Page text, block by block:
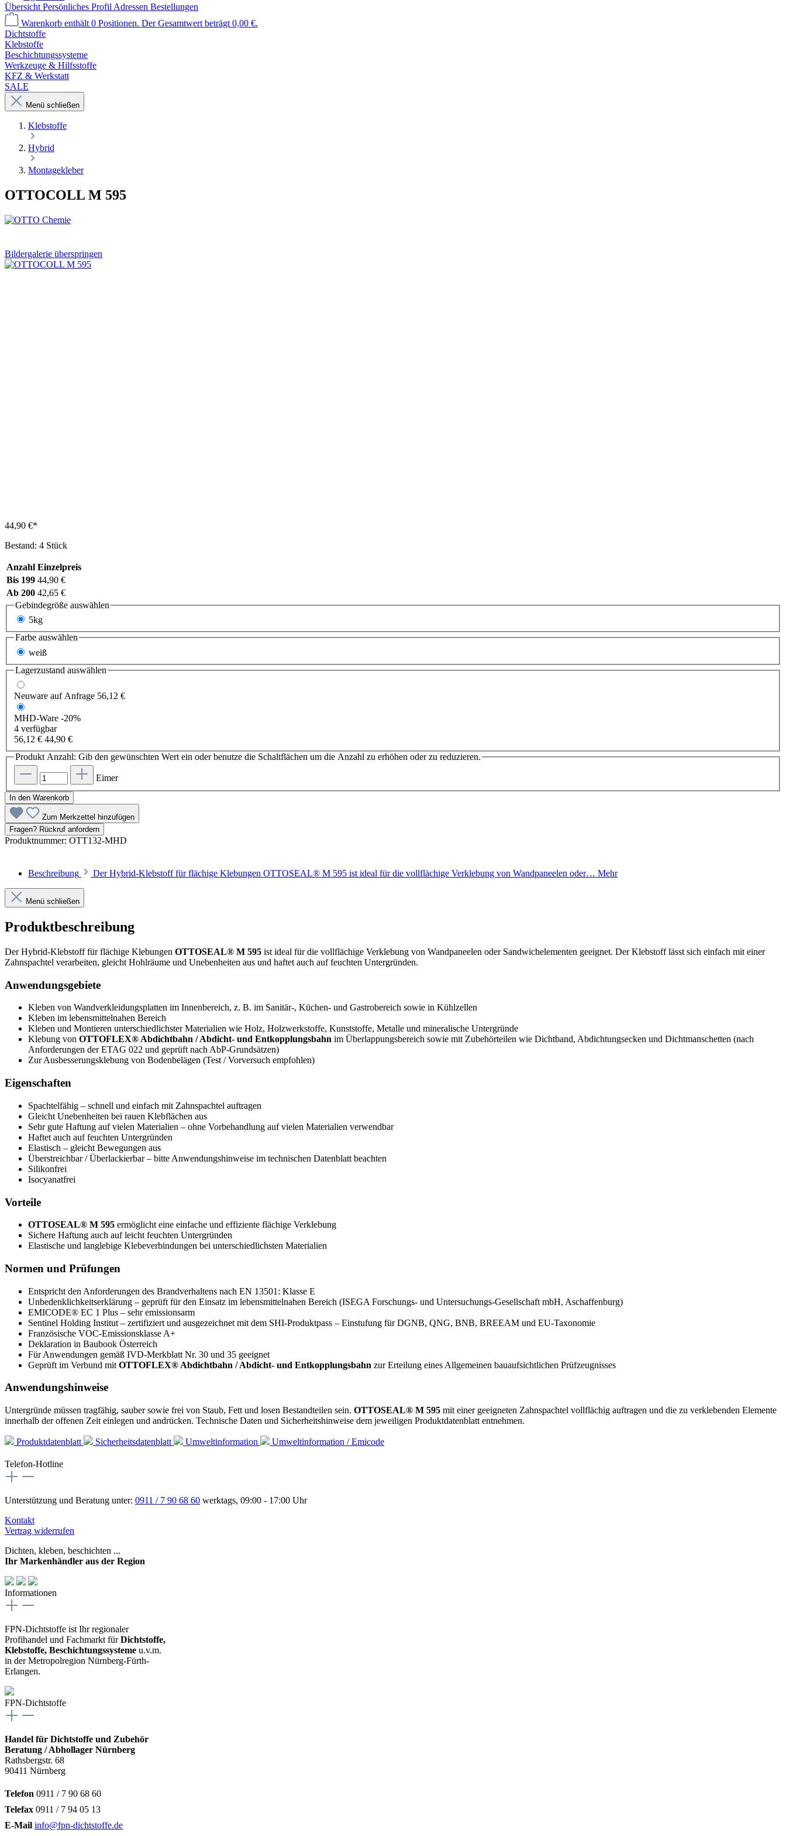
Übersicht Persönliches Profil Adressen Bestellungen
Warenkorb enthält 0 Positionen. Der Gesamtwert beträgt 0,00 €.
Dichtstoffe
Klebstoffe
Beschichtungssysteme
Werkzeuge & Hilfsstoffe
KFZ & Werkstatt
SALE
Menü schließen
Klebstoffe
Hybrid
Montagekleber
OTTOCOLL M 595
Bildergalerie überspringen
44,90 €*
Bestand: 4 Stück
Anzahl Einzelpreis
Bis 199 44,90 €
Ab 200 42,65 €
Gebindegröße auswählen
5kg
Farbe auswählen
weiß
Lagerzustand auswählen
Neuware auf Anfrage 56,12 €
MHD-Ware -20%
4 verfügbar
56,12 € 44,90 €
Produkt Anzahl: Gib den gewünschten Wert ein oder benutze die Schaltflächen um die Anzahl zu erhöhen oder zu reduzieren.
Eimer
In den Warenkorb
Zum Merkzettel hinzufügen
Fragen? Rückruf anfordern
Produktnummer: OTT132-MHD
Beschreibung Der Hybrid-Klebstoff für flächige Klebungen OTTOSEAL® M 595 ist ideal für die vollflächige Verklebung von Wandpaneelen oder… Mehr
Menü schließen
Produktbeschreibung
Der Hybrid-Klebstoff für flächige Klebungen OTTOSEAL® M 595 ist ideal für die vollflächige Verklebung von Wandpaneelen oder Sandwichelementen geeignet. Der Klebstoff lässt sich einfach mit einer
Zahnspachtel verarbeiten, gleicht Hohlräume und Unebenheiten aus und haftet auch auf feuchten Untergründen.
Anwendungsgebiete
Kleben von Wandverkleidungsplatten im Innenbereich, z. B. im Sanitär-, Küchen- und Gastrobereich sowie in Kühlzellen
Kleben im lebensmittelnahen Bereich
Kleben und Montieren unterschiedlichster Materialien wie Holz, Holzwerkstoffe, Kunststoffe, Metalle und mineralische Untergründe
Klebung von OTTOFLEX® Abdichtbahn / Abdicht- und Entkopplungsbahn im Überlappungsbereich sowie mit Zubehörteilen wie Dichtband, Abdichtungsecken und Dichtmanschetten (nach
Anforderungen der ETAG 022 und geprüft nach AbP-Grundsätzen)
Zur Ausbesserungsklebung von Bodenbelägen (Test / Vorversuch empfohlen)
Eigenschaften
Spachtelfähig – schnell und einfach mit Zahnspachtel auftragen
Gleicht Unebenheiten bei rauen Klebflächen aus
Sehr gute Haftung auf vielen Materialien – ohne Vorbehandlung auf vielen Materialien verwendbar
Haftet auch auf feuchten Untergründen
Elastisch – gleicht Bewegungen aus
Überstreichbar / Überlackierbar – bitte Anwendungshinweise im technischen Datenblatt beachten
Silikonfrei
Isocyanatfrei
Vorteile
OTTOSEAL® M 595 ermöglicht eine einfache und effiziente flächige Verklebung
Sichere Haftung auch auf leicht feuchten Untergründen
Elastische und langlebige Klebeverbindungen bei unterschiedlichsten Materialien
Normen und Prüfungen
Entspricht den Anforderungen des Brandverhaltens nach EN 13501: Klasse E
Unbedenklichkeitserklärung – geprüft für den Einsatz im lebensmittelnahen Bereich (ISEGA Forschungs- und Untersuchungs-Gesellschaft mbH, Aschaffenburg)
EMICODE® EC 1 Plus – sehr emissionsarm
Sentinel Holding Institut – zertifiziert und ausgezeichnet mit dem SHI-Produktpass – Einstufung für DGNB, QNG, BNB, BREEAM und EU-Taxonomie
Französische VOC-Emissionsklasse A+
Deklaration in Baubook Österreich
Für Anwendungen gemäß IVD-Merkblatt Nr. 30 und 35 geeignet
Geprüft im Verbund mit OTTOFLEX® Abdichtbahn / Abdicht- und Entkopplungsbahn zur Erteilung eines Allgemeinen bauaufsichtlichen Prüfzeugnisses
Anwendungshinweise
Untergründe müssen tragfähig, sauber sowie frei von Staub, Fett und losen Bestandteilen sein. OTTOSEAL® M 595 mit einer geeigneten Zahnspachtel vollflächig auftragen und die zu verklebenden Elemente
innerhalb der offenen Zeit einlegen und andrücken. Technische Daten und Sicherheitshinweise dem jeweiligen Produktdatenblatt entnehmen.
Produktdatenblatt Sicherheitsdatenblatt Umweltinformation Umweltinformation / Emicode
Telefon-Hotline
Unterstützung und Beratung unter: 0911 / 7 90 68 60 werktags, 09:00 - 17:00 Uhr
Kontakt
Vertrag widerrufen
Dichten, kleben, beschichten ...
Ihr Markenhändler aus der Region
Informationen
FPN-Dichtstoffe ist Ihr regionaler
Profihandel und Fachmarkt fürDichtstoffe,
Klebstoffe, Beschichtungssysteme u.v.m.
in der Metropolregion Nürnberg-Fürth-
Erlangen.
FPN-Dichtstoffe
Handel für Dichtstoffe und Zubehör
Beratung / Abhollager Nürnberg
Rathsbergstr. 68
90411 Nürnberg
Telefon 0911 / 7 90 68 60
Telefax 0911 / 7 94 05 13
E-Mail info@fpn-dichtstoffe.de